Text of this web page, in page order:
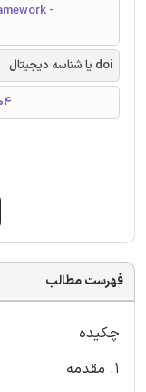
-
doi یا شناسه دیجیتال
فهرست مطالب
چکیده
1. مقدمه